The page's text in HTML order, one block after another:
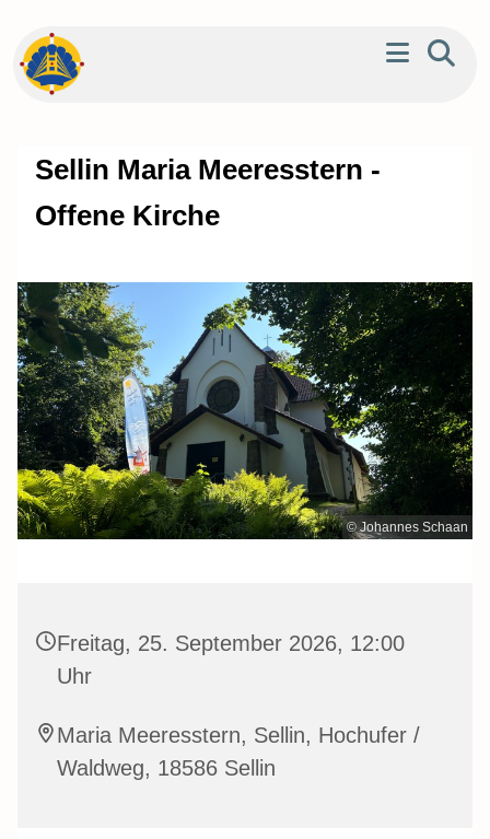
Sellin Maria Meeresstern -
Offene Kirche
© Johannes Schaan
Freitag, 25. September 2026, 12:00
Uhr
Maria Meeresstern, Sellin, Hochufer /
Waldweg, 18586 Sellin